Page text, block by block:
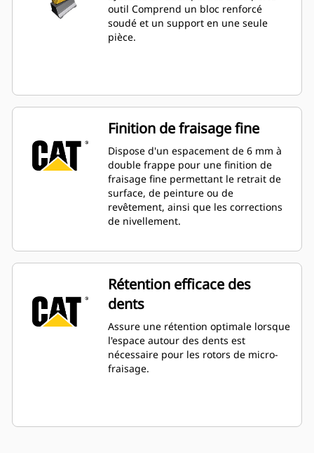
outil Comprend un bloc renforcé
soudé et un support en une seule
pièce.
Finition de fraisage fine
Dispose d'un espacement de 6 mm à
double frappe pour une finition de
fraisage fine permettant le retrait de
surface, de peinture ou de
revêtement, ainsi que les corrections
de nivellement.
Rétention efficace des
dents
Assure une rétention optimale lorsque
l'espace autour des dents est
nécessaire pour les rotors de micro-
fraisage.